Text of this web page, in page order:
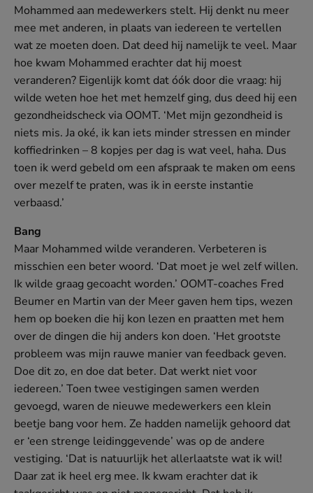
Mohammed aan medewerkers stelt. Hij denkt nu meer
mee met anderen, in plaats van iedereen te vertellen
wat ze moeten doen. Dat deed hij namelijk te veel. Maar
hoe kwam Mohammed erachter dat hij moest
veranderen? Eigenlijk komt dat óók door die vraag: hij
wilde weten hoe het met hemzelf ging, dus deed hij een
gezondheidscheck via OOMT. ‘Met mijn gezondheid is
niets mis. Ja oké, ik kan iets minder stressen en minder
koffiedrinken – 8 kopjes per dag is wat veel, haha. Dus
toen ik werd gebeld om een afspraak te maken om eens
over mezelf te praten, was ik in eerste instantie
verbaasd.’
Bang
Maar Mohammed wilde veranderen. Verbeteren is
misschien een beter woord. ‘Dat moet je wel zelf willen.
Ik wilde graag gecoacht worden.’ OOMT-coaches Fred
Beumer en Martin van der Meer gaven hem tips, wezen
hem op boeken die hij kon lezen en praatten met hem
over de dingen die hij anders kon doen. ‘Het grootste
probleem was mijn rauwe manier van feedback geven.
Doe dit zo, en doe dat beter. Dat werkt niet voor
iedereen.’ Toen twee vestigingen samen werden
gevoegd, waren de nieuwe medewerkers een klein
beetje bang voor hem. Ze hadden namelijk gehoord dat
er ‘een strenge leidinggevende’ was op de andere
vestiging. ‘Dat is natuurlijk het allerlaatste wat ik wil!
Daar zat ik heel erg mee. Ik kwam erachter dat ik